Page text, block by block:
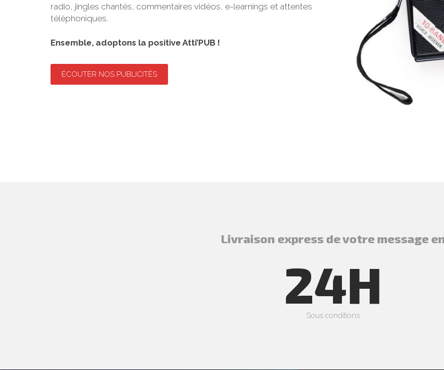
radio, jingles chantés, commentaires vidéos, e-learnings et attentes
téléphoniques.
Ensemble, adoptons la positive Atti’PUB !
ÉCOUTER NOS PUBLICITÉS
Livraison express de votre message
24H
Sous conditions